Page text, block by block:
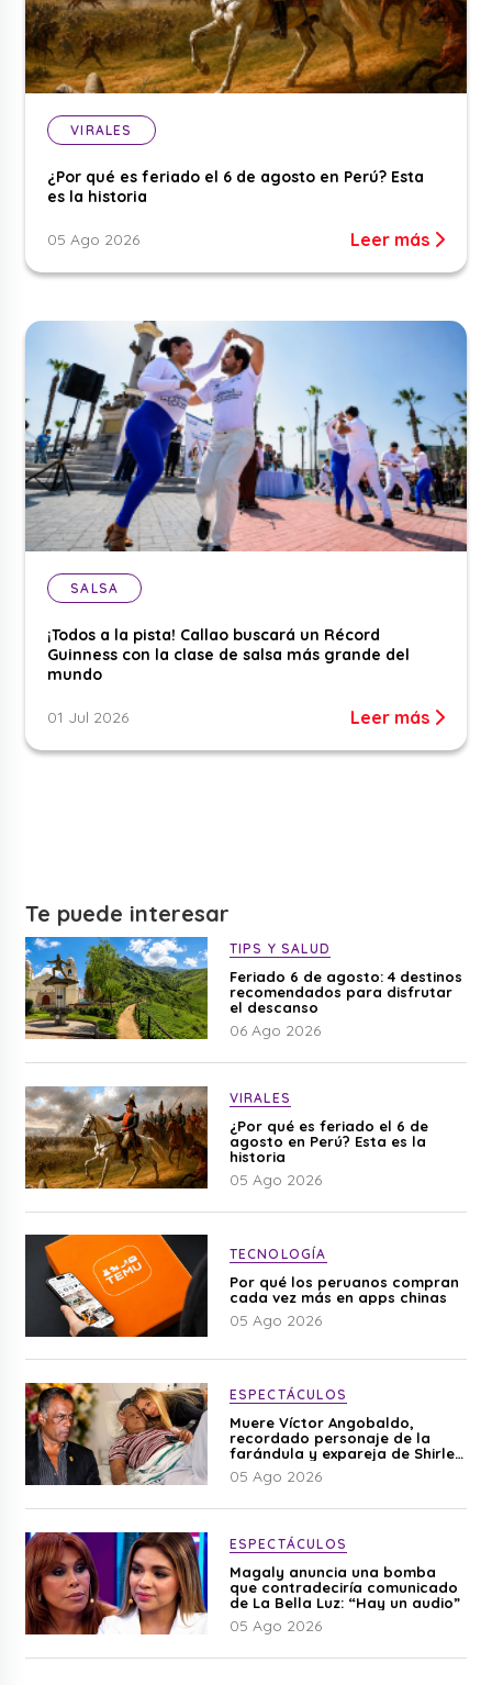
VIRALES
¿Por qué es feriado el 6 de agosto en Perú? Esta
es la historia
05 Ago 2026 Leer más
SALSA
¡Todos a la pista! Callao buscará un Récord
Guinness con la clase de salsa más grande del
mundo
01 Jul 2026 Leer más
Te puede interesar
TIPS Y SALUD
Feriado 6 de agosto: 4 destinos
recomendados para disfrutar
el descanso
06 Ago 2026
VIRALES
¿Por qué es feriado el 6 de
agosto en Perú? Esta es la
historia
05 Ago 2026
TECNOLOGÍA
Por qué los peruanos compran
cada vez más en apps chinas
05 Ago 2026
ESPECTÁCULOS
Muere Víctor Angobaldo,
recordado personaje de la
farándula y expareja de Shirley
Cherres
05 Ago 2026
ESPECTÁCULOS
Magaly anuncia una bomba
que contradeciría comunicado
de La Bella Luz: “Hay un audio”
05 Ago 2026